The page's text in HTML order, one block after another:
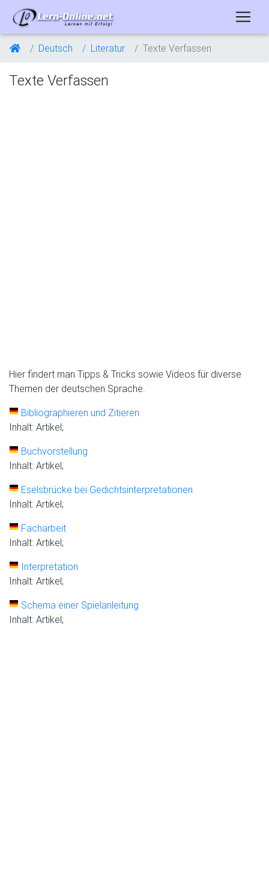
Deutsch Literatur Texte Verfassen
Texte Verfassen
Hier findert man Tipps & Tricks sowie Videos für diverse
Themen der deutschen Sprache.
Bibliographieren und Zitieren
Inhalt: Artikel;
Buchvorstellung
Inhalt: Artikel;
Eselsbrücke bei Gedichtsinterpretationen
Inhalt: Artikel;
Facharbeit
Inhalt: Artikel;
Interpretation
Inhalt: Artikel;
Schema einer Spielanleitung
Inhalt: Artikel;